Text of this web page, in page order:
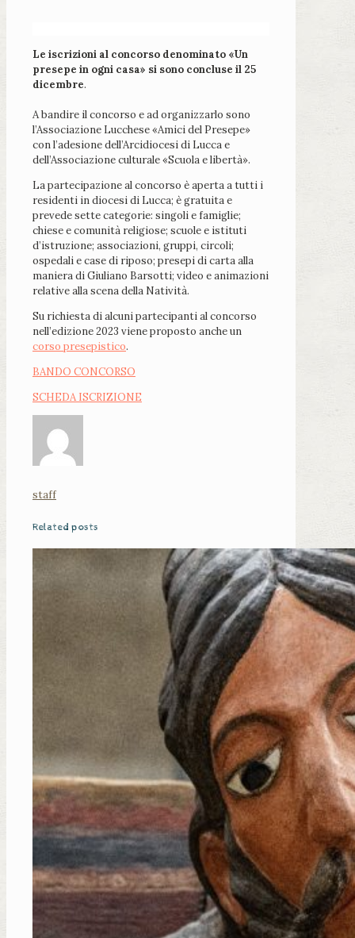
Le iscrizioni al concorso denominato «Un
presepe in ogni casa» si sono concluse il 25
dicembre.
A bandire il concorso e ad organizzarlo sono
l’Associazione Lucchese «Amici del Presepe»
con l’adesione dell’Arcidiocesi di Lucca e
dell’Associazione culturale «Scuola e libertà».
La partecipazione al concorso è aperta a tutti i
residenti in diocesi di Lucca; è gratuita e
prevede sette categorie: singoli e famiglie;
chiese e comunità religiose; scuole e istituti
d’istruzione; associazioni, gruppi, circoli;
ospedali e case di riposo; presepi di carta alla
maniera di Giuliano Barsotti; video e animazioni
relative alla scena della Natività.
Su richiesta di alcuni partecipanti al concorso
nell’edizione 2023 viene proposto anche un
corso presepistico.
BANDO CONCORSO
SCHEDA ISCRIZIONE
staff
Related posts